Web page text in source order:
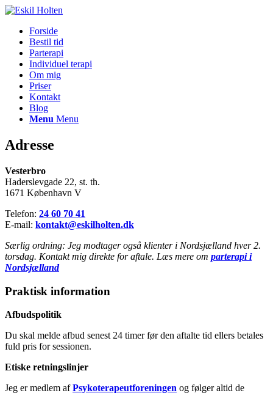
Forside
Bestil tid
Parterapi
Individuel terapi
Om mig
Priser
Kontakt
Blog
Menu Menu
Adresse
Vesterbro
Haderslevgade 22, st. th.
1671 København V
Telefon: 24 60 70 41
E-mail: kontakt@eskilholten.dk
Særlig ordning: Jeg modtager også klienter i Nordsjælland hver 2.
torsdag. Kontakt mig direkte for aftale. Læs mere om parterapi i
Nordsjælland
Praktisk information
Afbudspolitik
Du skal melde afbud senest 24 timer før den aftalte tid ellers betales
fuld pris for sessionen.
Etiske retningslinjer
Jeg er medlem afPsykoterapeutforeningen og følger altid de